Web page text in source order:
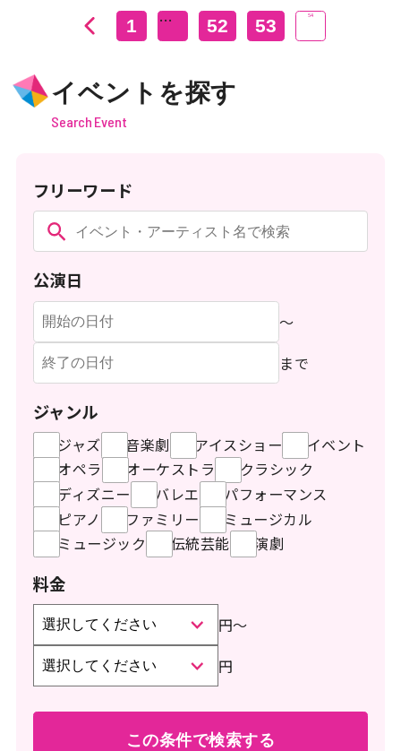
1 … 52 53 54
イベントを探す
Search Event
フリーワード
公演日
〜
まで
ジャンル
ジャズ 音楽劇 アイスショー
イベント
オペラ
オーケストラ
クラシック
ディズニー
バレエ
パフォーマンス
ピアノ
ファミリー
ミュージカル
ミュージック
伝統芸能 演劇
料金
円〜
円
この条件で検索する